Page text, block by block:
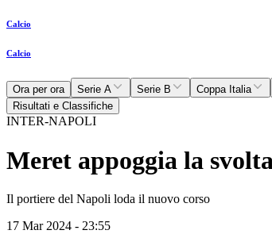
Calcio
Calcio
Ora per ora Serie A Serie B Coppa Italia
Risultati e Classifiche
INTER-NAPOLI
Meret appoggia la
Il portiere del Napoli loda il nuovo corso
17 Mar 2024 - 23:55